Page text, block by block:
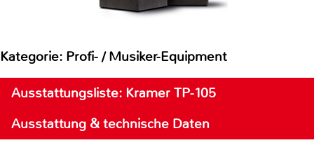
Kategorie: Profi- / Musiker-Equipment
Ausstattungsliste: Kramer TP-105
Ausstattung & technische Daten